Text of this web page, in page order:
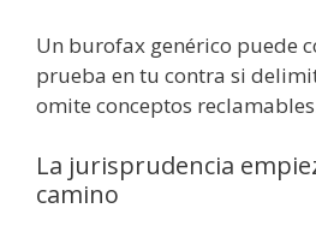
Un burofax genérico puede
prueba en tu contra si
omite conceptos
La jurisprudencia
camino